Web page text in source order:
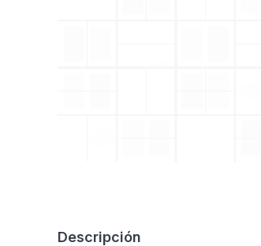
Descripción